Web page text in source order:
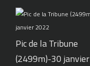
Pic de la Tribune
(2499m)-30 janvier